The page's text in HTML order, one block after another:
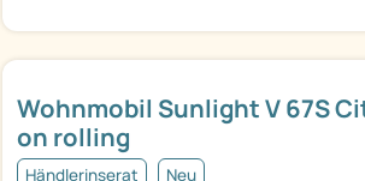
Wohnmobil Sunlight V 67S
on rolling
Händlerinserat Neu